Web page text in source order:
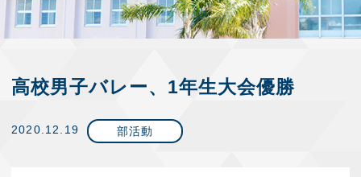
高校男子バレー、1年生大会優勝
2020.12.19 部活動